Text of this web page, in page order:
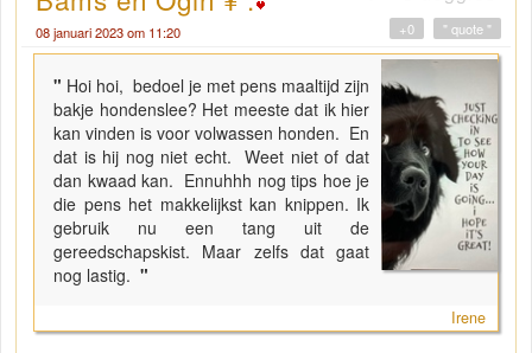
08 januari 2023 om 11:20 " quote "
+0
" Hoi hoi, bedoel je met pens maaltijd zijn
bakje hondenslee? Het meeste dat ik hier
kan vinden is voor volwassen honden. En
dat is hij nog niet echt. Weet niet of dat
dan kwaad kan. Ennuhhh nog tips hoe je
die pens het makkelijkst kan knippen. Ik
gebruik nu een tang uit de
gereedschapskist. Maar zelfs dat gaat
nog lastig. "
Irene